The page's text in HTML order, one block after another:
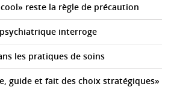
reste la règle de précaution
interroge
les pratiques de soins
guide et fait des choix stratégiques»